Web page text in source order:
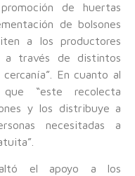
de huertas
de bolsones
a los productores
a través de distintos
En cuanto al
“este recolecta
y los distribuye a
necesitadas a
el apoyo a los